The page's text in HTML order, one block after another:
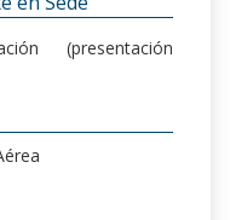
(presentación